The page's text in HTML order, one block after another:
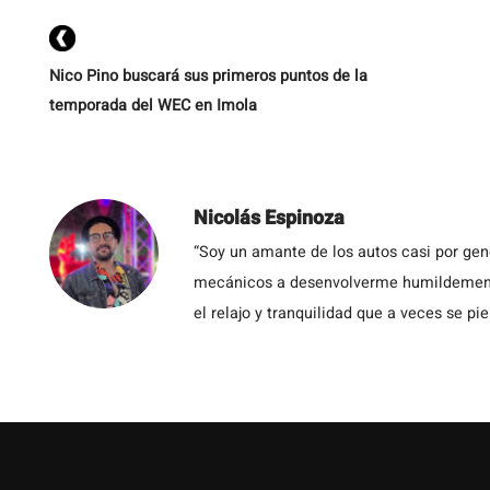
Nico Pino buscará sus primeros puntos de la
temporada del WEC en Imola
Nicolás Espinoza
“Soy un amante de los autos casi por
mecánicos a desenvolverme
el relajo y tranquilidad que a veces se